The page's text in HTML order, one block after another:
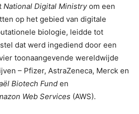
National Digital Ministryom een ​​
op het gebied van digitale
biologie, leidde tot
dat werd ingediend door een
toonaangevende wereldwijde
– Pfizer, AstraZeneca, Merck en
Biotech Fund en
Web Services (AWS).